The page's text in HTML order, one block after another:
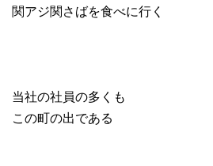
関アジ関さばを食べに行く
当社の社員の多くも
この町の出である